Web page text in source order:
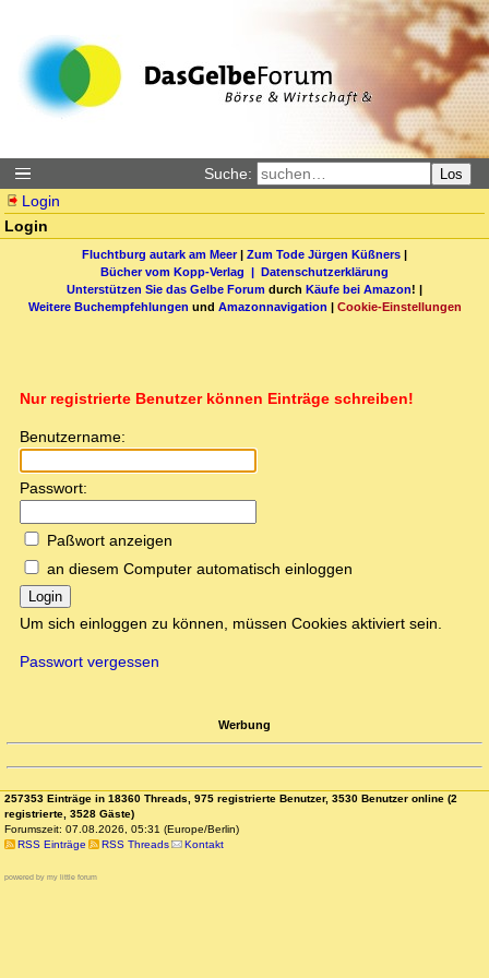
Suche: Los
Login
Login
Fluchtburg autark am Meer| Zum Tode Jürgen Küßners |
Bücher vom Kopp-Verlag | Datenschutzerklärung
Unterstützen Sie das Gelbe Forum durch Käufe bei Amazon! |
Weitere Buchempfehlungen und Amazonnavigation | Cookie-Einstellungen
Nur registrierte Benutzer können Einträge schreiben!
Benutzername:
Passwort:
Paßwort anzeigen
an diesem Computer automatisch einloggen
Login
Um sich einloggen zu können, müssen Cookies aktiviert sein.
Passwort vergessen
Werbung
257353 Einträge in 18360 Threads, 975 registrierte Benutzer, 3530 Benutzer online (2
registrierte, 3528 Gäste)
Forumszeit: 07.08.2026, 05:31 (Europe/Berlin)
RSS Einträge
RSS Threads Kontakt
powered by my little forum